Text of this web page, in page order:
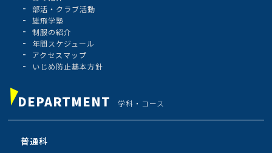
部活・クラブ活動
雄飛学塾
制服の紹介
年間スケジュール
アクセスマップ
いじめ防止基本方針
DEPARTMENT 学科・コース
普通科